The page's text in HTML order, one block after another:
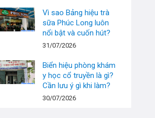
Vì sao Bảng hiệu trà
sữa Phúc Long luôn
nổi bật và cuốn hút?
31/07/2026
Biển hiệu phòng khám
y học cổ truyền là gì?
Cần lưu ý gì khi làm?
30/07/2026